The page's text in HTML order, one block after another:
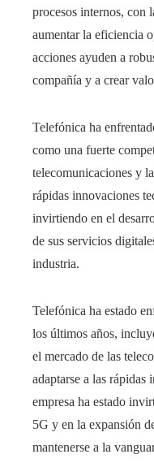
procesos internos, con
aumentar la eficiencia
acciones ayuden a
compañía y a crear
Telefónica ha
como una fuerte
telecomunicaciones y
rápidas innovaciones
invirtiendo en el
de sus servicios
industria.
Telefónica ha estado
los últimos años,
el mercado de las
adaptarse a las
empresa ha estado
5G y en la expansión
mantenerse a la